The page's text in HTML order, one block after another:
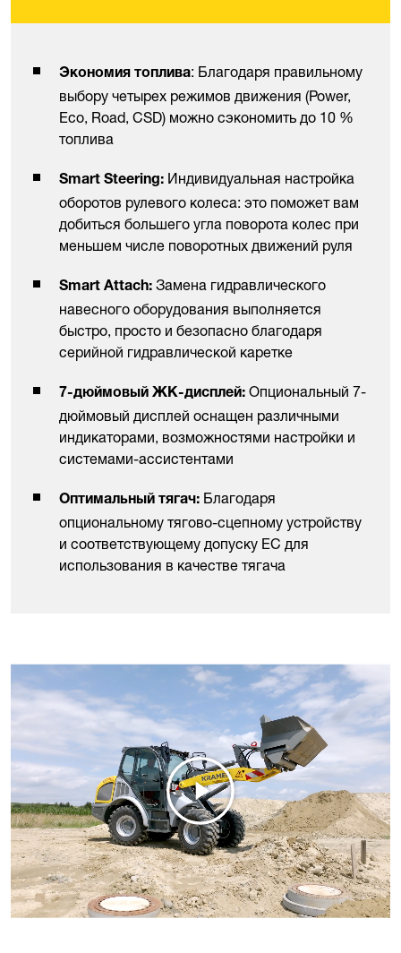
Экономия топлива: Благодаря правильному
выбору четырех режимов движения (Power,
Eco, Road, CSD) можно сэкономить до 10 %
топлива
Smart Steering: Индивидуальная настройка
оборотов рулевого колеса: это поможет вам
добиться большего угла поворота колес при
меньшем числе поворотных движений руля
Smart Attach: Замена гидравлического
навесного оборудования выполняется
быстро, просто и безопасно благодаря
серийной гидравлической каретке
7-дюймовый ЖК-дисплей: Опциональный 7-
дюймовый дисплей оснащен различными
индикаторами, возможностями настройки и
системами-ассистентами
Оптимальный тягач: Благодаря
опциональному тягово-сцепному устройству
и соответствующему допуску ЕС для
использования в качестве тягача